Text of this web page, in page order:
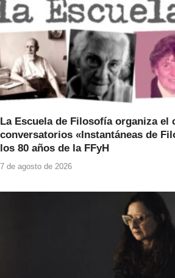
La Escuela de Filosofía organiza el
conversatorios «Instantáneas de
los 80 años de la FFyH
7 de agosto de 2026